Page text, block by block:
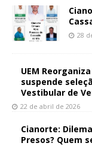
28
UEM
suspende
Vestibular de
22 de abril de 2026
Cianorte:
Presos? Quem